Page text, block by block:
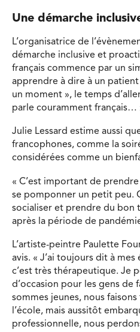
Une démarche
L’organisatrice de
démarche inclusive et
français commence par un
apprendre à dire à un
un moment », le temps
parle couramment français…
Julie Lessard estime aussi
francophones, comme la
considérées comme un
« C’est important de
se pomponner un petit peu.
socialiser et prendre du bon
après la période de
L’artiste-peintre Paulette
avis. « J’ai toujours dit à mes
c’est très thérapeutique. Je
d’occasion pour les gens de
sommes jeunes, nous
l’école, mais aussitôt
professionnelle, nous